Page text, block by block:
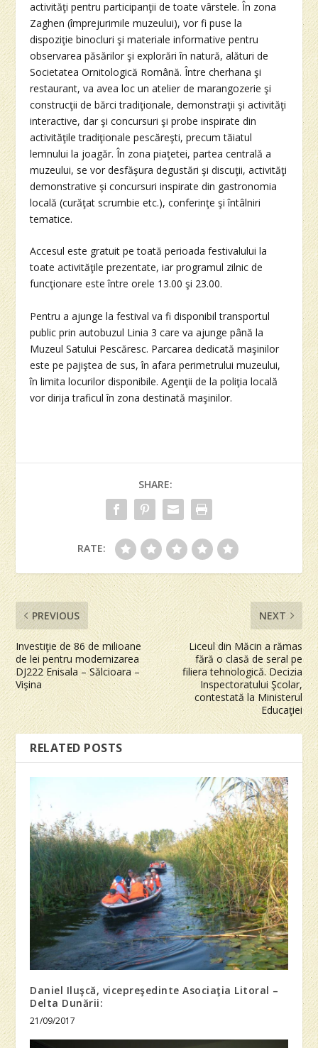
activităţi pentru participanţii de toate vârstele. În zona
Zaghen (împrejurimile muzeului), vor fi puse la
dispoziţie binocluri şi materiale informative pentru
observarea păsărilor şi explorări în natură, alături de
Societatea Ornitologică Română. Între cherhana şi
restaurant, va avea loc un atelier de marangozerie şi
construcţii de bărci tradiţionale, demonstraţii şi activităţi
interactive, dar şi concursuri şi probe inspirate din
activităţile tradiţionale pescăreşti, precum tăiatul
lemnului la joagăr. În zona piaţetei, partea centrală a
muzeului, se vor desfăşura degustări şi discuţii, activităţi
demonstrative şi concursuri inspirate din gastronomia
locală (curăţat scrumbie etc.), conferinţe şi întâlniri
tematice.
Accesul este gratuit pe toată perioada festivalului la
toate activităţile prezentate, iar programul zilnic de
funcţionare este între orele 13.00 şi 23.00.
Pentru a ajunge la festival va fi disponibil transportul
public prin autobuzul Linia 3 care va ajunge până la
Muzeul Satului Pescăresc. Parcarea dedicată maşinilor
este pe pajiştea de sus, în afara perimetrului muzeului,
în limita locurilor disponibile. Agenţii de la poliţia locală
vor dirija traficul în zona destinată maşinilor.
SHARE:
RATE:
PREVIOUS
Investiţie de 86 de milioane
de lei pentru modernizarea
DJ222 Enisala – Sălcioara –
Vişina
NEXT
Liceul din Măcin a rămas
fără o clasă de seral pe
filiera tehnologică. Decizia
Inspectoratului Şcolar,
contestată la Ministerul
Educaţiei
RELATED POSTS
Daniel Iluşcă, vicepreşedinte Asociaţia Litoral –
Delta Dunării:
21/09/2017